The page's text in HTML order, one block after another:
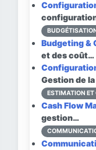
Budgeting &
et des coût…
Gestion de
ESTIMATION ET
Cash Flow
gestion…